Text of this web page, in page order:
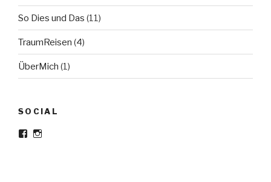
So Dies und Das (11)
TraumReisen (4)
ÜberMich (1)
SOCIAL
ProfilProfil